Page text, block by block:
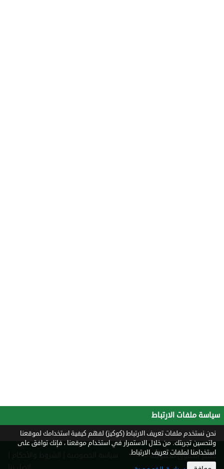
جميع الحقوق محفوظة ©
2026
سياسة ملفات الارتباط
نحن نستخدم ملفات تعريف الارتباط (كوكيز) لفهم كيفية استخدامك لموقعنا
ولتحسين تجربتك. من خلال الاستمرار في استخدام موقعنا ، فإنك توافق على
استخدامنا لملفات تعريف الارتباط.